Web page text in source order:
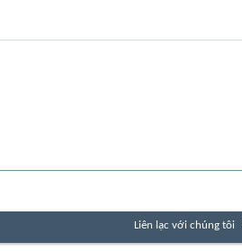
Liên lạc với chúng tôi